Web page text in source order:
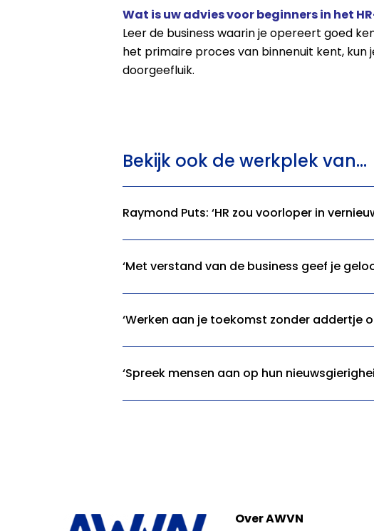
Wat is uw advies voor beginners in het
Leer de business waarin je opereert goed
het primaire proces van binnenuit kent, kun
doorgeefluik.
Bekijk ook de werkplek van...
Raymond Puts: ‘HR zou voorloper in
‘Met verstand van de business geef je
‘Werken aan je toekomst zonder addertje
‘Spreek mensen aan op hun
Over AWVN